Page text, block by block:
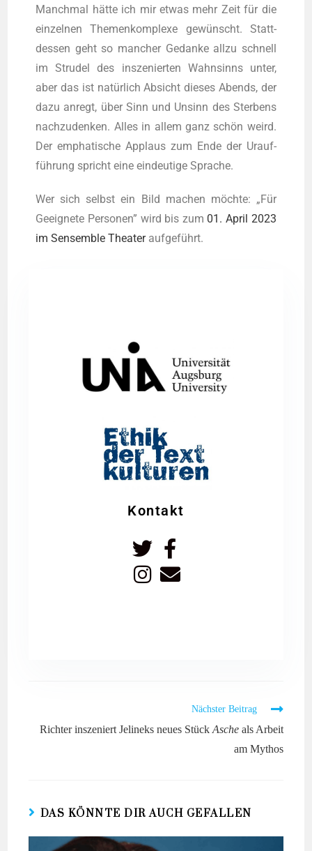
Manch­mal hät­te ich mir etwas mehr Zeit für die
ein­zel­nen The­men­kom­ple­xe gewünscht. Statt­
des­sen geht so man­cher Gedan­ke all­zu schnell
im Stru­del des insze­nier­ten Wahn­sinns unter,
aber das ist natür­lich Absicht die­ses Abends, der
dazu anregt, über Sinn und Unsinn des Ster­bens
nach­zu­den­ken. Alles in allem ganz schön weird.
Der empha­ti­sche Applaus zum Ende der Urauf­
füh­rung spricht eine ein­deu­ti­ge Sprache.
Wer sich selbst ein Bild machen möch­te: „Für
Geeig­ne­te Per­so­nen” wird bis zum 01. April 2023
im Sen­sem­ble Thea­teraufgeführt.
Kontakt
Nächster Beitrag
Richter inszeniert Jelineks neues Stück Ascheals Arbeit
am Mythos
DAS KÖNNTE DIR AUCH GEFALLEN